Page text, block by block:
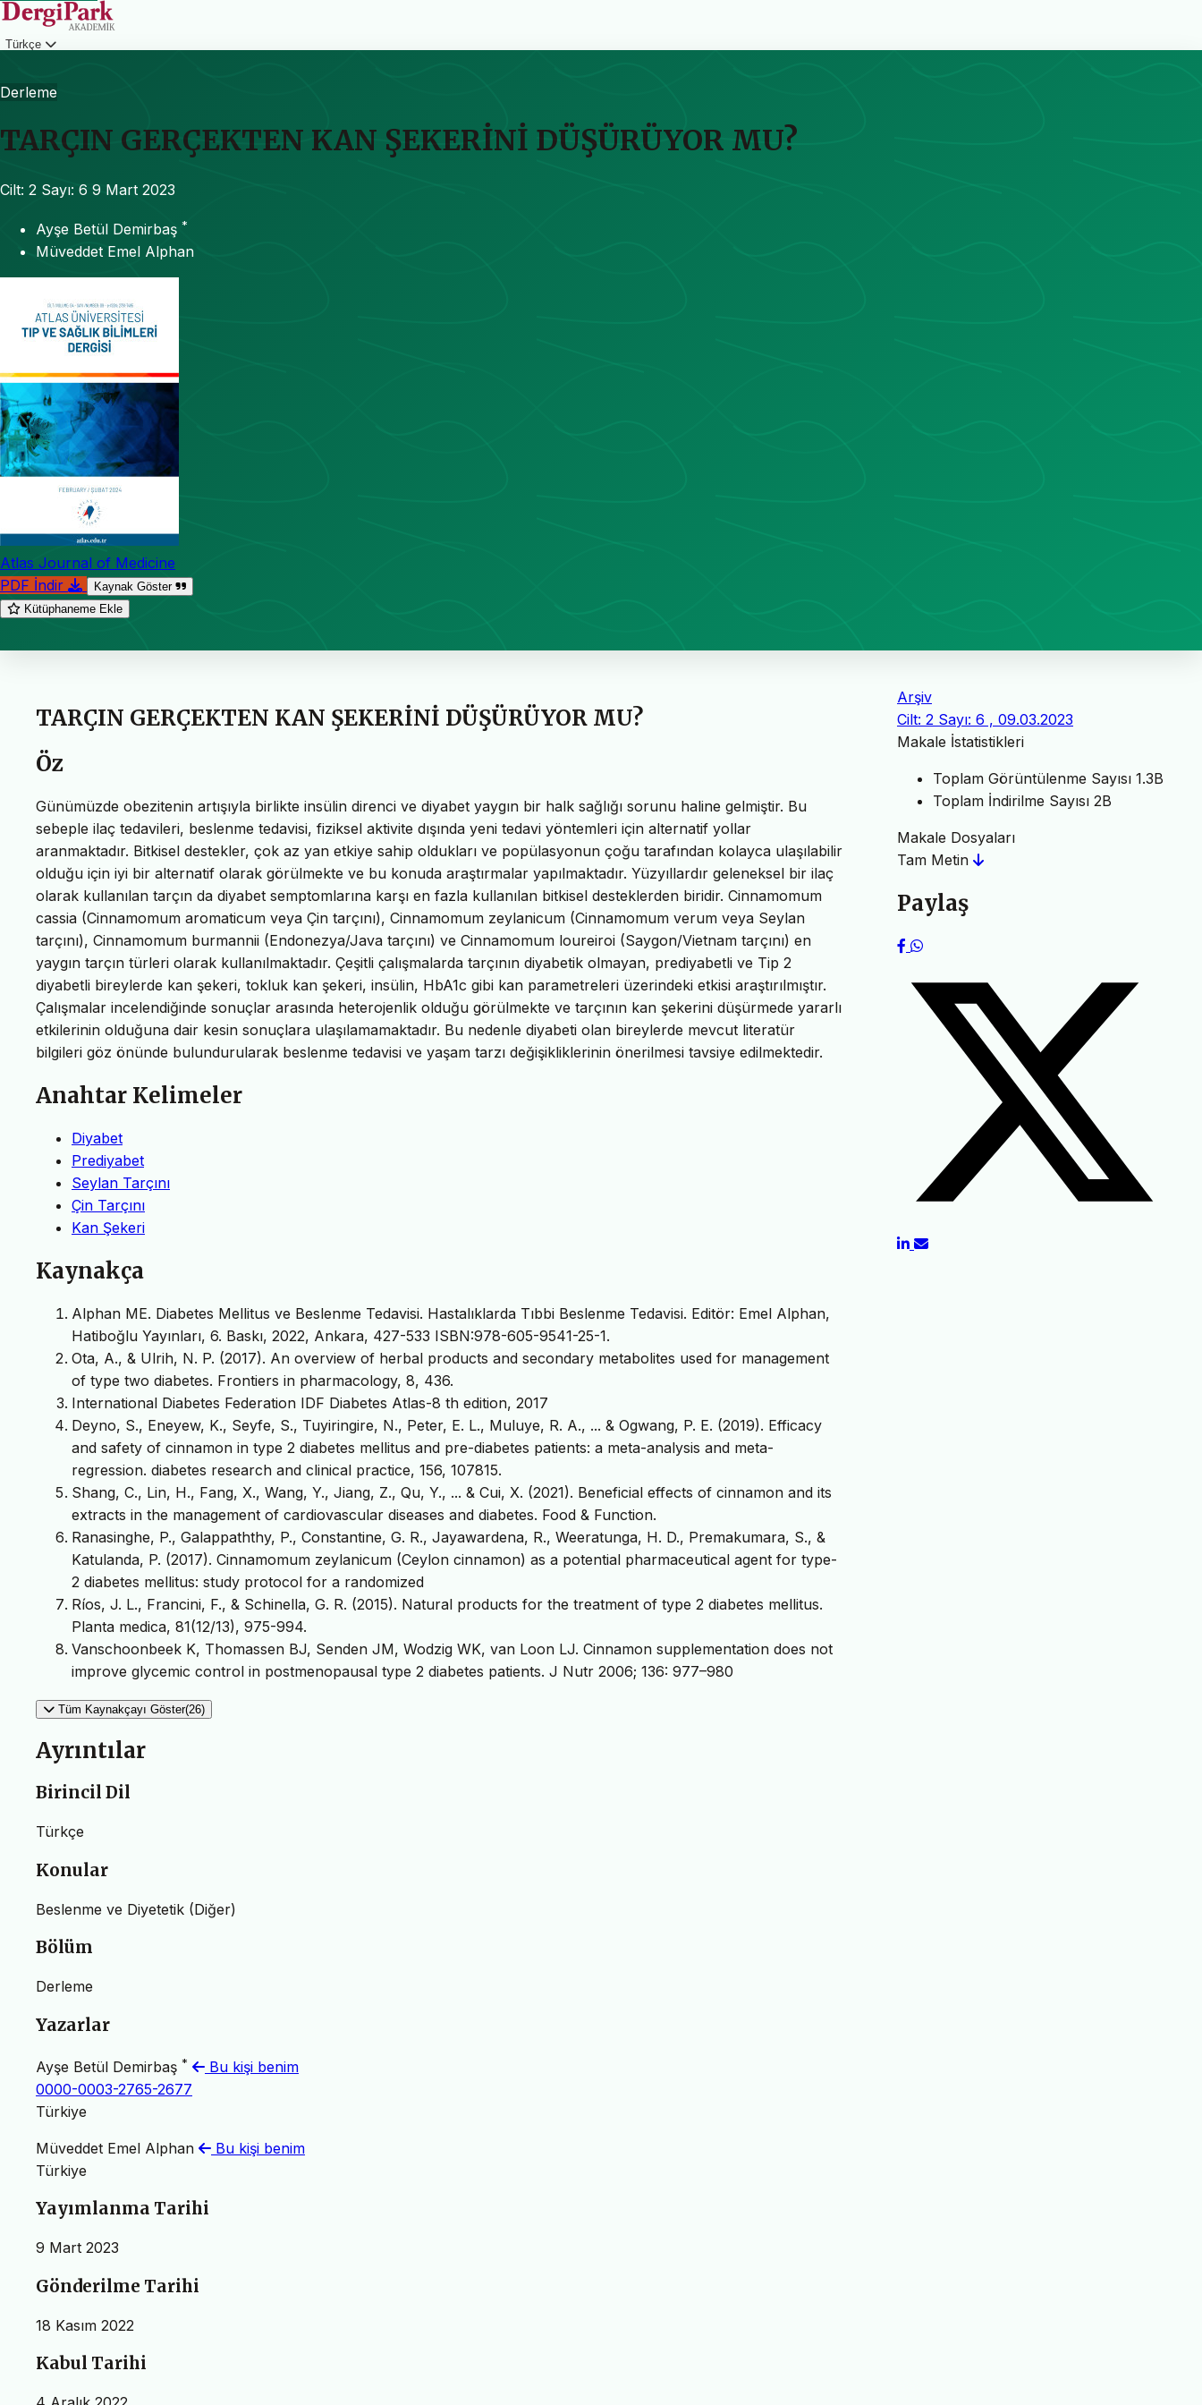
Türkçe
Derleme
TARÇIN GERÇEKTEN KAN ŞEKERİNİ DÜŞÜRÜYOR MU?
Cilt: 2 Sayı: 6 9 Mart 2023
Ayşe Betül Demirbaş *
Müveddet Emel Alphan
Atlas Journal of Medicine
PDF İndir
Kaynak Göster
Kütüphaneme Ekle
TARÇIN GERÇEKTEN KAN ŞEKERİNİ DÜŞÜRÜYOR MU?
Öz
Günümüzde obezitenin artışıyla birlikte insülin direnci ve diyabet yaygın bir halk sağlığı sorunu haline gelmiştir. Bu
sebeple ilaç tedavileri, beslenme tedavisi, fiziksel aktivite dışında yeni tedavi yöntemleri için alternatif yollar
aranmaktadır. Bitkisel destekler, çok az yan etkiye sahip oldukları ve popülasyonun çoğu tarafından kolayca ulaşılabilir
olduğu için iyi bir alternatif olarak görülmekte ve bu konuda araştırmalar yapılmaktadır. Yüzyıllardır geleneksel bir ilaç
olarak kullanılan tarçın da diyabet semptomlarına karşı en fazla kullanılan bitkisel desteklerden biridir. Cinnamomum
cassia (Cinnamomum aromaticum veya Çin tarçını), Cinnamomum zeylanicum (Cinnamomum verum veya Seylan
tarçını), Cinnamomum burmannii (Endonezya/Java tarçını) ve Cinnamomum loureiroi (Saygon/Vietnam tarçını) en
yaygın tarçın türleri olarak kullanılmaktadır. Çeşitli çalışmalarda tarçının diyabetik olmayan, prediyabetli ve Tip 2
diyabetli bireylerde kan şekeri, tokluk kan şekeri, insülin, HbA1c gibi kan parametreleri üzerindeki etkisi araştırılmıştır.
Çalışmalar incelendiğinde sonuçlar arasında heterojenlik olduğu görülmekte ve tarçının kan şekerini düşürmede yararlı
etkilerinin olduğuna dair kesin sonuçlara ulaşılamamaktadır. Bu nedenle diyabeti olan bireylerde mevcut literatür
bilgileri göz önünde bulundurularak beslenme tedavisi ve yaşam tarzı değişikliklerinin önerilmesi tavsiye edilmektedir.
Anahtar Kelimeler
Diyabet
Prediyabet
Seylan Tarçını
Çin Tarçını
Kan Şekeri
Kaynakça
Alphan ME. Diabetes Mellitus ve Beslenme Tedavisi. Hastalıklarda Tıbbi Beslenme Tedavisi. Editör: Emel Alphan,
Hatiboğlu Yayınları, 6. Baskı, 2022, Ankara, 427-533 ISBN:978-605-9541-25-1.
Ota, A., & Ulrih, N. P. (2017). An overview of herbal products and secondary metabolites used for management
of type two diabetes. Frontiers in pharmacology, 8, 436.
International Diabetes Federation IDF Diabetes Atlas-8 th edition, 2017
Deyno, S., Eneyew, K., Seyfe, S., Tuyiringire, N., Peter, E. L., Muluye, R. A., ... & Ogwang, P. E. (2019). Efficacy
and safety of cinnamon in type 2 diabetes mellitus and pre-diabetes patients: a meta-analysis and meta-
regression. diabetes research and clinical practice, 156, 107815.
Shang, C., Lin, H., Fang, X., Wang, Y., Jiang, Z., Qu, Y., ... & Cui, X. (2021). Beneficial effects of cinnamon and its
extracts in the management of cardiovascular diseases and diabetes. Food & Function.
Ranasinghe, P., Galappaththy, P., Constantine, G. R., Jayawardena, R., Weeratunga, H. D., Premakumara, S., &
Katulanda, P. (2017). Cinnamomum zeylanicum (Ceylon cinnamon) as a potential pharmaceutical agent for type-
2 diabetes mellitus: study protocol for a randomized
Ríos, J. L., Francini, F., & Schinella, G. R. (2015). Natural products for the treatment of type 2 diabetes mellitus.
Planta medica, 81(12/13), 975-994.
Vanschoonbeek K, Thomassen BJ, Senden JM, Wodzig WK, van Loon LJ. Cinnamon supplementation does not
improve glycemic control in postmenopausal type 2 diabetes patients. J Nutr 2006; 136: 977–980
Tüm Kaynakçayı Göster(26)
Ayrıntılar
Birincil Dil
Türkçe
Konular
Beslenme ve Diyetetik (Diğer)
Bölüm
Derleme
Yazarlar
Ayşe Betül Demirbaş *
Bu kişi benim
0000-0003-2765-2677
Türkiye
Müveddet Emel Alphan
Bu kişi benim
Türkiye
Yayımlanma Tarihi
9 Mart 2023
Gönderilme Tarihi
18 Kasım 2022
Kabul Tarihi
Arşiv
Cilt: 2 Sayı: 6 , 09.03.2023
Makale İstatistikleri
Toplam Görüntülenme Sayısı 1.3B
Toplam İndirilme Sayısı 2B
Makale Dosyaları
Tam Metin
Paylaş